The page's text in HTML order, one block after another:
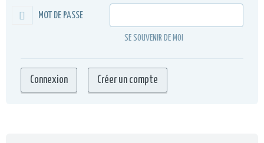
MOT DE PASSE
SE SOUVENIR DE MOI